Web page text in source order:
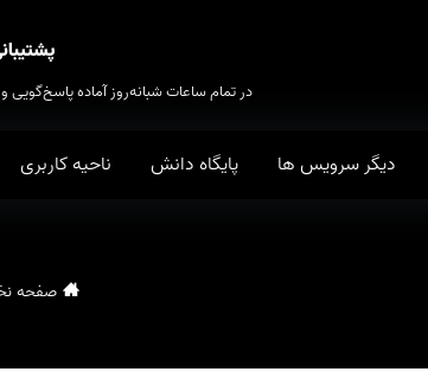
پشتیبانی ۲۴/۷ برای
در تمام ساعات شبانه‌روز آماده
دیگر سرویس ها پایگاه دانش ناحیه کاربری
صفحه